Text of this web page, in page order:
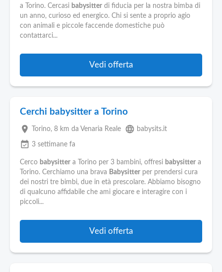
a Torino. Cercasi babysitter di fiducia per la nostra bimba di
un anno, curioso ed energico. Chi si sente a proprio agio
con animali e piccole faccende domestiche può
contattarci...
Vedi offerta
Cerchi babysitter a Torino
place Torino, 8 km da Venaria Reale language babysits.it
event_available 3 settimane fa
Cerco babysitter a Torino per 3 bambini, offresi babysitter a
Torino. Cerchiamo una brava Babysitter per prendersi cura
dei nostri tre bimbi, due in età prescolare. Abbiamo bisogno
di qualcuno affidabile che ami giocare e interagire con i
piccoli...
Vedi offerta